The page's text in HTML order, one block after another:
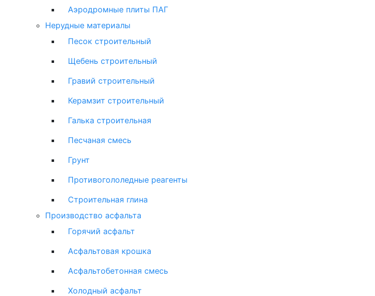
Аэродромные плиты ПАГ
Нерудные материалы
Песок строительный
Щебень строительный
Гравий строительный
Керамзит строительный
Галька строительная
Песчаная смесь
Грунт
Противогололедные реагенты
Строительная глина
Производство асфальта
Горячий асфальт
Асфальтовая крошка
Асфальтобетонная смесь
Холодный асфальт